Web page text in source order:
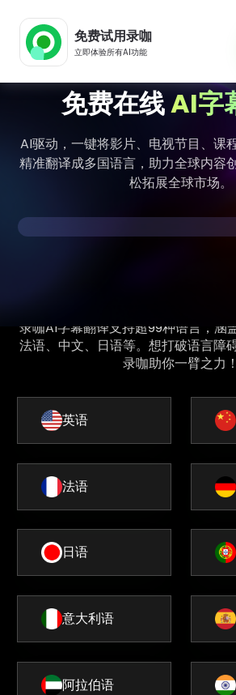
录咖AI
免费在线AI字
AI驱动，一键将影片、电视节目、课
精准翻译成多国语言，助力全球内容
松拓展全球市场。
录咖AI字幕翻译支持超99种语言，涵
法语、中文、日语等。想打破语言障
录咖助你一臂之力！
英语
法语
日语
意大利语
阿拉伯语
免费试用录咖
立即体验所有AI功能